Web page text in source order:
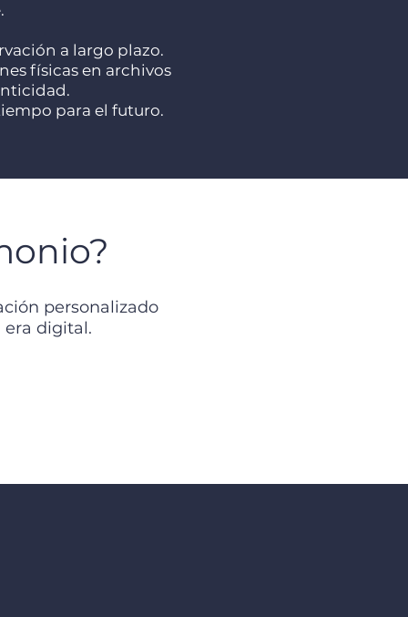
a largo plazo.
físicas en archivos
para el futuro.
personalizado
era digital.